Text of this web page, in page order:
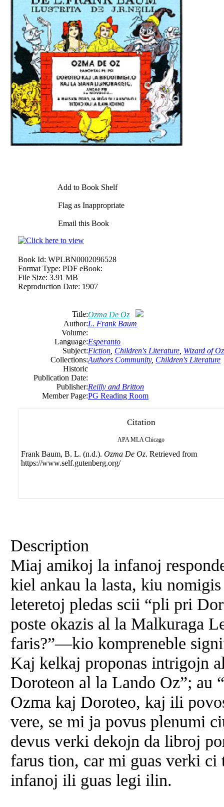
Add to Book Shelf
Flag as Inappropriate
Email this Book
Book Id: WPLBN0002096528
Format Type: PDF eBook:
File Size: 3.91 MB
Reproduction Date: 1907
Title:Ozma De Oz
Author:L. Frank Baum
Volume:
Language:Esperanto
Subject:Fiction Children's Literature Wizard of Oz
Collections:Authors Community, Children's Literature
Historic
Publication Date:
Publisher:Reilly and Britton
Member Page:PG Reading Room
Citation
APA MLA Chicago
Frank Baum, B. L. (n.d.). Ozma De Oz. Retrieved from
https://www.self.gutenberg.org/
Description
Miaj amikoj la infanoj
kiel ankau la lasta, kiu
leteretoj pledas scii “pli pri
poste okazis al la Malkuraga
faris?”—kio kompreneble
Kaj kelkaj proponas intrigojn
Doroteon al la Lando Oz”; au
Ozma kaj Doroteo, kaj ili
vere, se mi ja povus plenumi
devus verki dekojn da libroj
farus tion, car mi guas verki
infanoj ili guas legi ilin.